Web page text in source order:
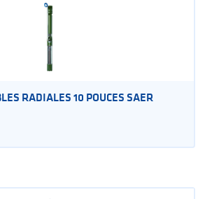
RADIALES 10 POUCES SAER